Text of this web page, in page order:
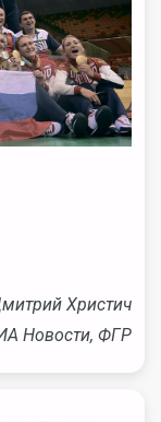
Христич
Новости, ФГР